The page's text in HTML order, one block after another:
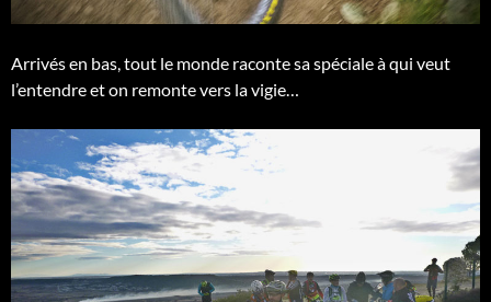
Arrivés en bas, tout le monde raconte sa spéciale à qui veut
l’entendre et on remonte vers la vigie…